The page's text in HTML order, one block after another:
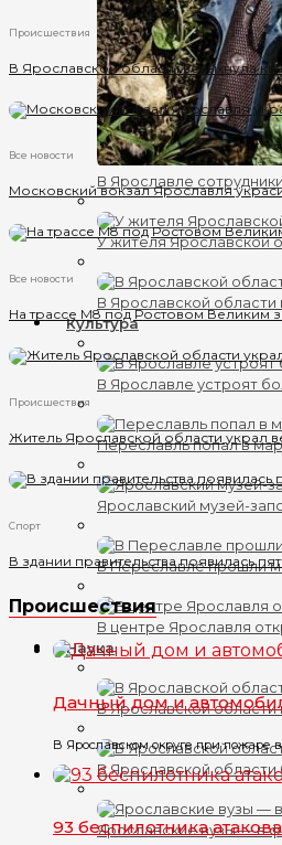
В Ярославле
У жителя Ярославской
В Ярославской
Культура
В Ярославле устроят
Переславль попал в
Ярославский музей-
В Переславле прошли
В центре Ярославля
Наука
В Ярославской области
В Ярославской области
Ярославские вузы — в
Происшествия
В Ярославской области вспыхнула
Все новости
Московский вокзал Ярославля
Все новости
На трассе М8 под Ростовом Великим
Происшествия
Житель Ярославской области украл
Спорт
В здании правительства появилась
Происшествия
Дачный дом и
В Ярославском округе при пожаре
93 беспилотника